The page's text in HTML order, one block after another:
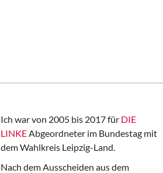
Ich war von 2005 bis 2017 für DIE
LINKEAbgeordneter im Bundestag mit
dem Wahlkreis Leipzig-Land.
Nach dem Ausscheiden aus dem